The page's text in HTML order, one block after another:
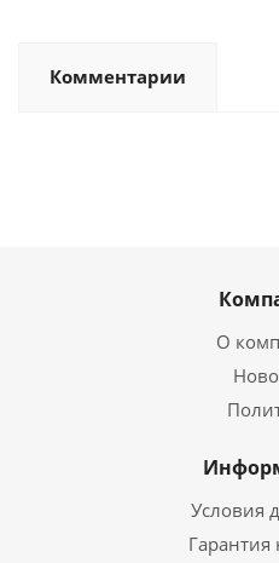
Комментарии
О
Условия
Гарантия